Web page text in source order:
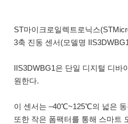
ST마이크로일렉트로닉스
3축 진동 센서(모델명
IIS3DWBG1은 단일 디지털 디바
원한다.
이 센서는 –40℃~125℃의 넓은 동
또한 작은 폼팩터를 통해 스마트